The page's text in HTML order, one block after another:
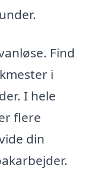
Find
i
I hele
flere
din